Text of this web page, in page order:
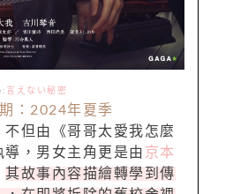
言えない秘密
：2024年夏季
不但由《哥哥太愛我怎麼
，男女主角更是由 京本
其故事內容描繪轉學到傳